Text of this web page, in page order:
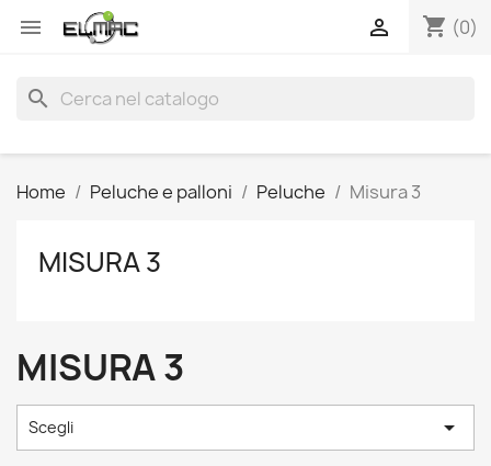
 shopping_cart (0)

search
Home Peluche e palloni Peluche Misura 3
MISURA 3
MISURA 3
Scegli 